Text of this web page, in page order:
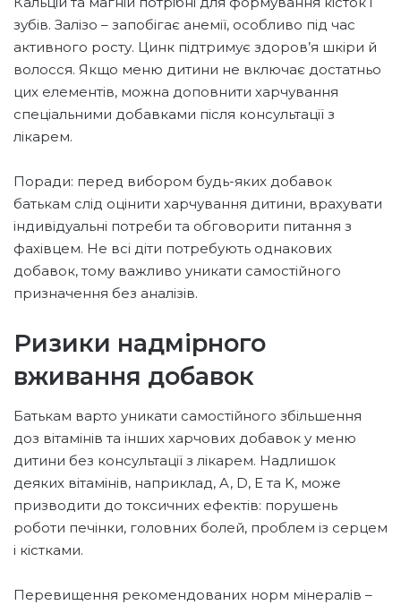
зубів. Залізо – запобігає анемії, особливо під час
активного росту. Цинк підтримує здоров’я шкіри й
волосся. Якщо меню дитини не включає достатньо
цих елементів, можна доповнити харчування
спеціальними добавками після консультації з
лікарем.
Поради: перед вибором будь-яких добавок
батькам слід оцінити харчування дитини, врахувати
індивідуальні потреби та обговорити питання з
фахівцем. Не всі діти потребують однакових
добавок, тому важливо уникати самостійного
призначення без аналізів.
Ризики надмірного
вживання добавок
Батькам варто уникати самостійного збільшення
доз вітамінів та інших харчових добавок у меню
дитини без консультації з лікарем. Надлишок
деяких вітамінів, наприклад, A, D, E та K, може
призводити до токсичних ефектів: порушень
роботи печінки, головних болей, проблем із серцем
і кістками.
Перевищення рекомендованих норм мінералів –